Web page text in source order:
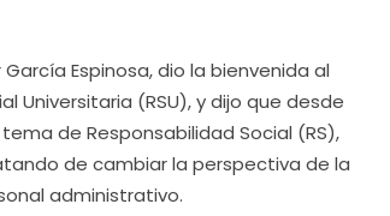
Espinosa, dio la bienvenida al
(RSU), y dijo que desde
de Responsabilidad Social (RS),
de cambiar la perspectiva de la
administrativo.